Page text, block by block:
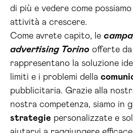
di più e vedere come
attività a crescere.
Come avrete capito, le
advertising Torino offerte
rappresentano la soluzione
limiti e i problemi della
pubblicitaria. Grazie alla
nostra competenza, siamo in
strategie personalizzate e